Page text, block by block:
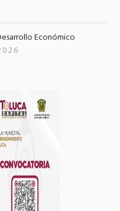
Económico